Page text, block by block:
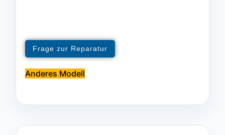
Frage zur Reparatur
Anderes Modell